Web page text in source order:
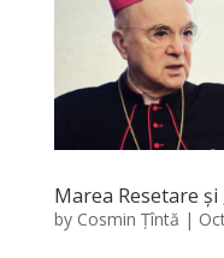
Marea Resetare
by Cosmin Țîntă |